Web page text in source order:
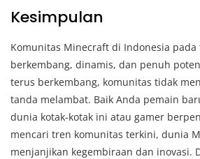
Kesimpulan
Komunitas Minecraft di Indonesia pada
berkembang, dinamis, dan penuh
terus berkembang, komunitas tidak
tanda melambat. Baik Anda pemain
dunia kotak-kotak ini atau gamer
mencari tren komunitas terkini, dunia
menjanjikan kegembiraan dan inovasi.